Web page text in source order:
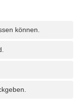
können.